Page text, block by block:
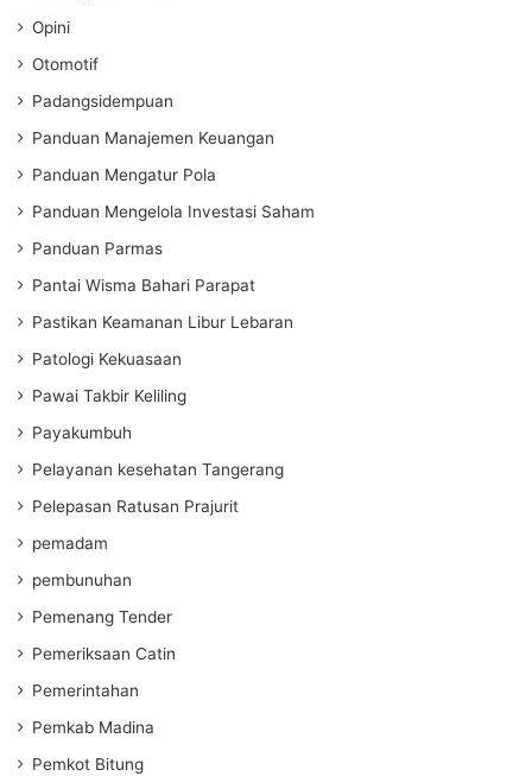
Opini
Otomotif
Padangsidempuan
Panduan Manajemen Keuangan
Panduan Mengatur Pola
Panduan Mengelola Investasi Saham
Panduan Parmas
Pantai Wisma Bahari Parapat
Pastikan Keamanan Libur Lebaran
Patologi Kekuasaan
Pawai Takbir Keliling
Payakumbuh
Pelayanan kesehatan Tangerang
Pelepasan Ratusan Prajurit
pemadam
pembunuhan
Pemenang Tender
Pemeriksaan Catin
Pemerintahan
Pemkab Madina
Pemkot Bitung